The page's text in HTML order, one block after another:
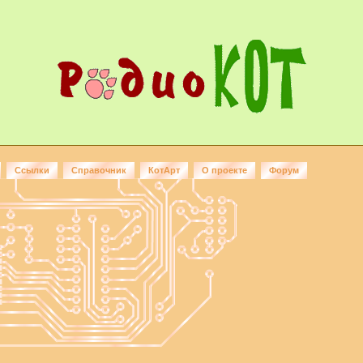
Ссылки Справочник КотАрт О проекте Форум